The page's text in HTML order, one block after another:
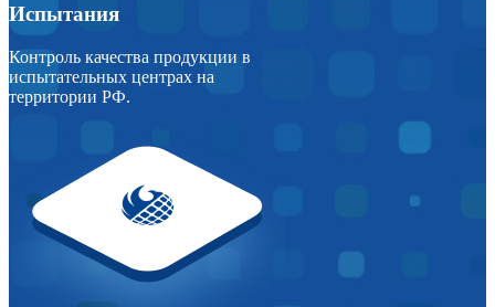
Испытания
Контроль качества продукции в
испытательных центрах на
территории РФ.